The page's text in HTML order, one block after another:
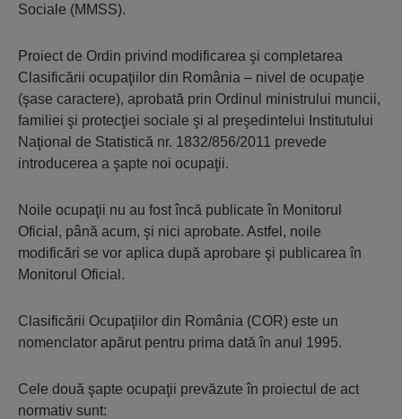
Sociale (MMSS).
Proiect de Ordin privind modificarea şi completarea
Clasificării ocupaţiilor din România – nivel de ocupaţie
(şase caractere), aprobată prin Ordinul ministrului muncii,
familiei şi protecţiei sociale şi al preşedintelui Institutului
Naţional de Statistică nr. 1832/856/2011 prevede
introducerea a şapte noi ocupaţii.
Noile ocupaţii nu au fost încă publicate în Monitorul
Oficial, până acum, şi nici aprobate. Astfel, noile
modificări se vor aplica după aprobare şi publicarea în
Monitorul Oficial.
Clasificării Ocupaţiilor din România (COR) este un
nomenclator apărut pentru prima dată în anul 1995.
Cele două şapte ocupaţii prevăzute în proiectul de act
normativ sunt: